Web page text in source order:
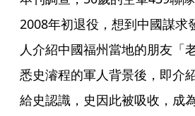
2008年初退役，想到中國謀求
人介紹中國福州當地的朋友「
悉史濬程的軍人背景後，即介
給史認識，史因此被吸收，成